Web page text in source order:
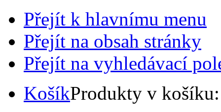
Přejít k hlavnímu menu
Přejít na obsah stránky
Přejít na vyhledávací
KošíkProdukty v